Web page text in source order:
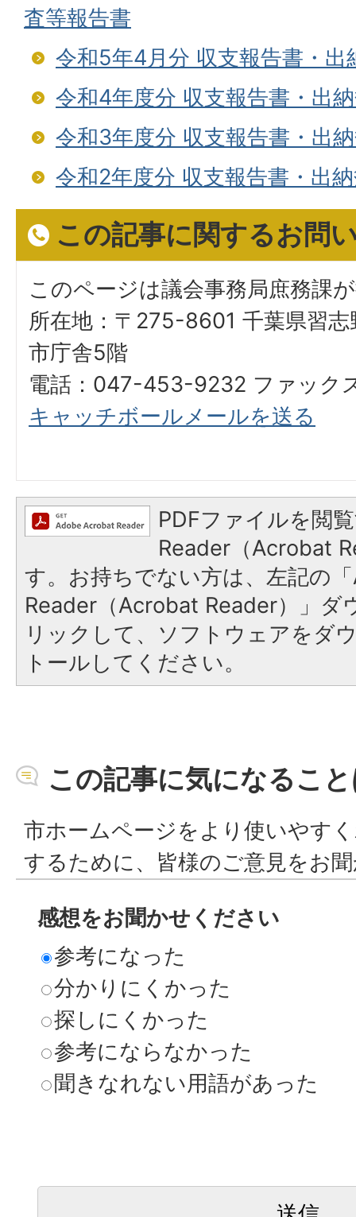
査等報告書
令和5年4月分 収支報告書・出
令和4年度分 収支報告書・出
令和3年度分 収支報告書・出
令和2年度分 収支報告書・出
この記事に関するお問
このページは議会事務局庶務課
所在地：〒275-8601 千葉県習志
市庁舎5階
電話：047-453-9232 ファック
キャッチボールメールを送る
PDFファイルを閲
Reader（Acrobat
す。お持ちでない方は、左記の
Reader（Acrobat Reader）」ダ
リックして、ソフトウェアをダ
トールしてください。
この記事に気になるこ
市ホームページをより使いやす
するために、皆様のご意見をお
感想をお聞かせください
参考になった
分かりにくかった
探しにくかった
参考にならなかった
聞きなれない用語があった